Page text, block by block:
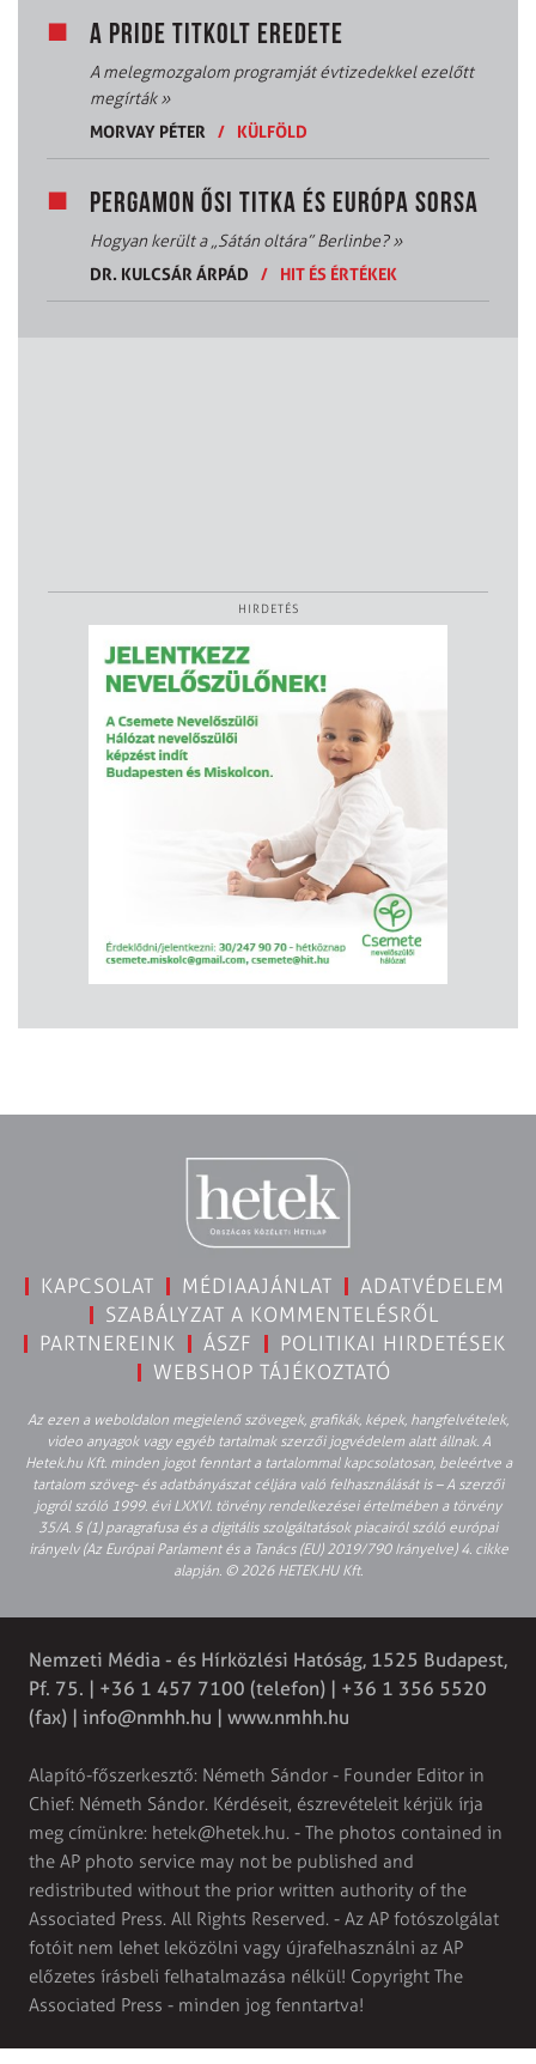
A PRIDE TITKOLT EREDETE
A melegmozgalom programját évtizedekkel ezelőtt
megírták»
MORVAY PÉTER
/ KÜLFÖLD
PERGAMON ŐSI TITKA ÉS EURÓPA SORSA
Hogyan került a „Sátán oltára” Berlinbe?»
DR. KULCSÁR ÁRPÁD
/ HIT ÉS ÉRTÉKEK
HIRDETÉS
KAPCSOLAT MÉDIAAJÁNLAT
ADATVÉDELEM
SZABÁLYZAT A KOMMENTELÉSRŐL
PARTNEREINK
ÁSZF
POLITIKAI HIRDETÉSEK
WEBSHOP TÁJÉKOZTATÓ
Az ezen a weboldalon megjelenő szövegek, grafikák, képek, hangfelvételek,
video anyagok vagy egyéb tartalmak szerzői jogvédelem alatt állnak. A
Hetek.hu Kft. minden jogot fenntart a tartalommal kapcsolatosan, beleértve a
tartalom szöveg- és adatbányászat céljára való felhasználását is – A szerzői
jogról szóló 1999. évi LXXVI. törvény rendelkezései értelmében a törvény
35/A. § (1) paragrafusa és a digitális szolgáltatások piacairól szóló európai
irányelv (Az Európai Parlament és a Tanács (EU) 2019/790 Irányelve) 4. cikke
alapján. © 2026 HETEK.HU Kft.
Nemzeti Média - és Hírközlési Hatóság, 1525 Budapest,
Pf. 75. | +36 1 457 7100 (telefon) | +36 1 356 5520
(fax) | info@nmhh.hu | www.nmhh.hu
Alapító-főszerkesztő: Németh Sándor - Founder Editor in
Chief: Németh Sándor. Kérdéseit, észrevételeit kérjük írja
meg címünkre: hetek@hetek.hu. - The photos contained in
the AP photo service may not be published and
redistributed without the prior written authority of the
Associated Press. All Rights Reserved. - Az AP fotószolgálat
fotóit nem lehet leközölni vagy újrafelhasználni az AP
előzetes írásbeli felhatalmazása nélkül! Copyright The
Associated Press - minden jog fenntartva!